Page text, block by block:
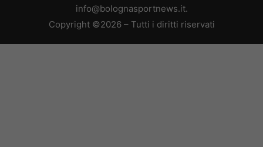
info@bolognasportnews.it.
Copyright ©2026 – Tutti i diritti riservati